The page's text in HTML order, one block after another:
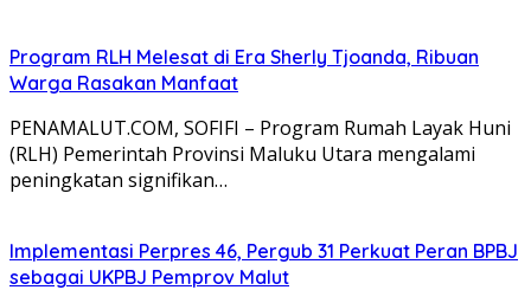
Program RLH Melesat di Era Sherly Tjoanda, Ribuan
Warga Rasakan Manfaat
PENAMALUT.COM, SOFIFI – Program Rumah Layak Huni
(RLH) Pemerintah Provinsi Maluku Utara mengalami
peningkatan signifikan…
Implementasi Perpres 46, Pergub 31 Perkuat Peran BPBJ
sebagai UKPBJ Pemprov Malut